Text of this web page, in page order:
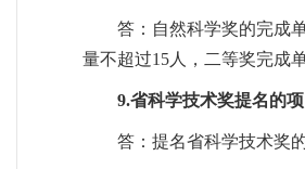
答：自然科学奖的完成
量不超过15人，二等奖完成
9.省科学技术奖提名的
答：提名省科学技术奖